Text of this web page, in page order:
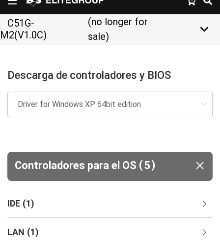
C51G-
M2(V1.0C)
(no longer for
sale)
keyboard_arrow_down
Descarga de controladores y BIOS
Controladores para el OS (5)
IDE (1)
LAN (1)